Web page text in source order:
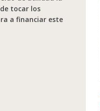
tocar los
a financiar este